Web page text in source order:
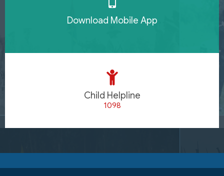
Download Mobile App
Child Helpline
1098